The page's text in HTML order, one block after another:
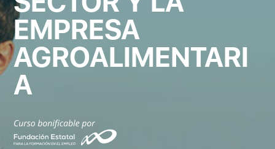
EMPRESA
AGROALIMENTARI
A